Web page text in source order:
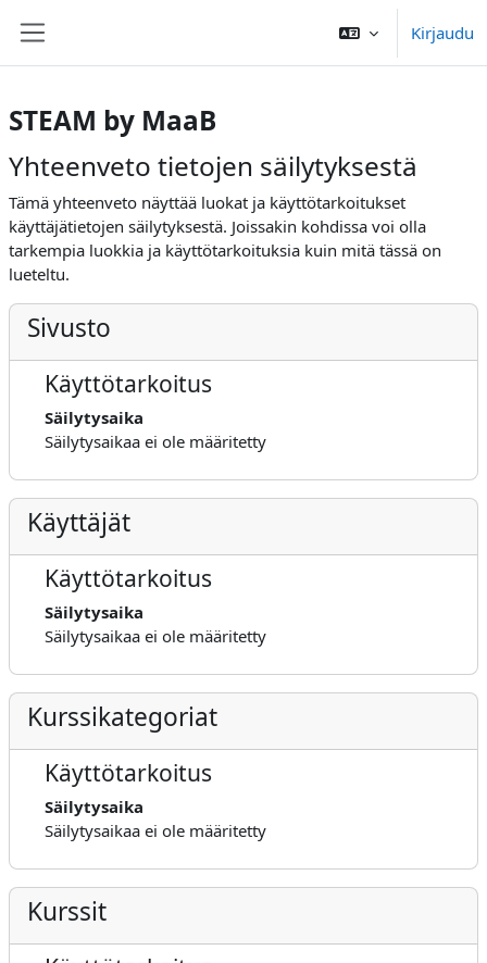
Kirjaudu
STEAM by MaaB
Yhteenveto tietojen säilytyksestä
Tämä yhteenveto näyttää luokat ja käyttötarkoitukset
käyttäjätietojen säilytyksestä. Joissakin kohdissa voi olla
tarkempia luokkia ja käyttötarkoituksia kuin mitä tässä on
lueteltu.
Sivusto
Käyttötarkoitus
Säilytysaika
Säilytysaikaa ei ole määritetty
Käyttäjät
Käyttötarkoitus
Säilytysaika
Säilytysaikaa ei ole määritetty
Kurssikategoriat
Käyttötarkoitus
Säilytysaika
Säilytysaikaa ei ole määritetty
Kurssit